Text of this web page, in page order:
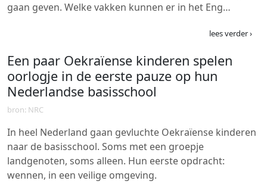
gaan geven. Welke vakken kunnen er in het Eng…
lees verder ›
Een paar Oekraïense kinderen spelen
oorlogje in de eerste pauze op hun
Nederlandse basisschool
bron: NRC
In heel Nederland gaan gevluchte Oekraïense kinderen
naar de basisschool. Soms met een groepje
landgenoten, soms alleen. Hun eerste opdracht:
wennen, in een veilige omgeving.